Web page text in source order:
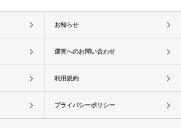
お知らせ
運営へのお問い合わせ
利用規約
プライバシーポリシー